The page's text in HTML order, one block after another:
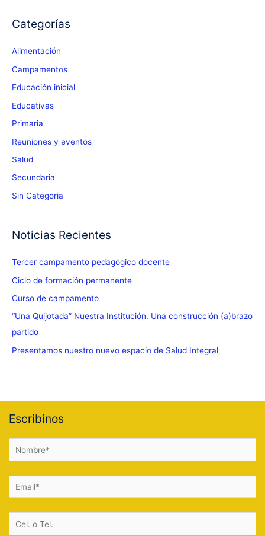
Categorías
Alimentación
Campamentos
Educación inicial
Educativas
Primaria
Reuniones y eventos
Salud
Secundaria
Sin Categoria
Noticias Recientes
Tercer campamento pedagógico docente
Ciclo de formación permanente
Curso de campamento
“Una Quijotada” Nuestra Institución. Una construcción (a)brazo
partido
Presentamos nuestro nuevo espacio de Salud Integral
Escribinos